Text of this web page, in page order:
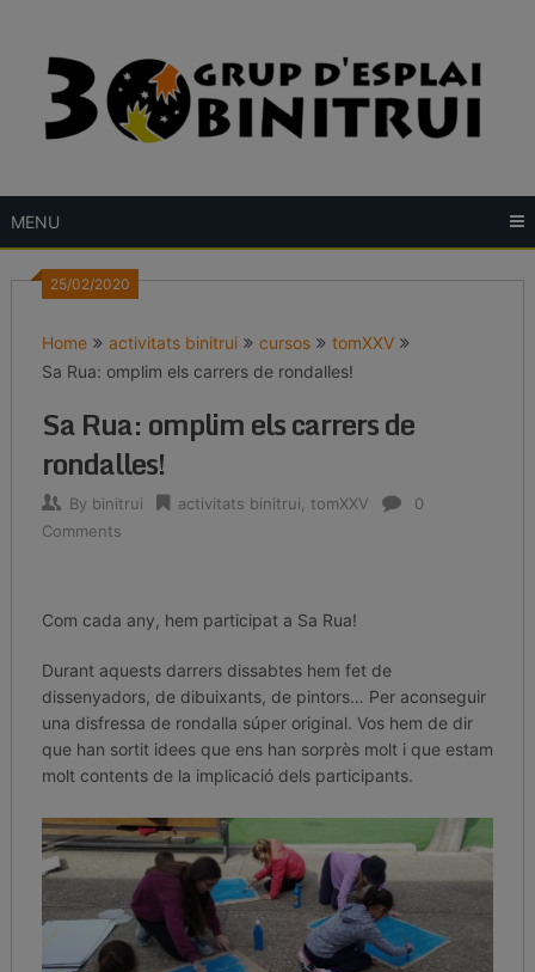
content
MENU
25/02/2020
Home activitats binitrui cursos
tomXXV
Sa Rua: omplim els carrers de rondalles!
Sa Rua: omplim els carrers de
rondalles!
By binitrui activitats binitrui tomXXV
0
Comments
Com cada any, hem participat a Sa Rua!
Durant aquests darrers dissabtes hem fet de
dissenyadors, de dibuixants, de pintors… Per aconseguir
una disfressa de rondalla súper original. Vos hem de dir
que han sortit idees que ens han sorprès molt i que estam
molt contents de la implicació dels participants.